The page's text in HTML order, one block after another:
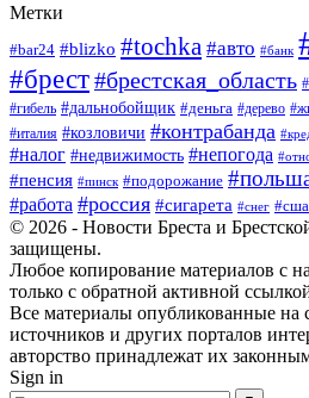
Метки
#bar24 #blizko #tochka #авто #банк
#брест#брестская_область
#гибель #дальнобойщик #деньга #дерево
#италия #козловичи #контрабанда
#налог #недвижимость #непогода
#пенсия #пинск #подорожание
#работа #россия #сигарета #снег #сша
© 2026 - Новости Бреста и
защищены.
Любое копирование материалов с
только с обратной активной
Все материалы опубликованные на
источников и других порталов
авторство принадлежат их
Sign in